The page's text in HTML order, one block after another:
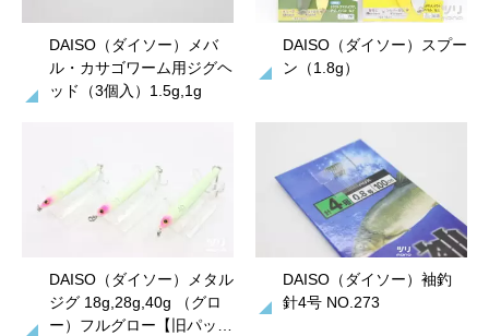
DAISO（ダイソー）メバ
ル・カサゴワーム用ジグヘ
ッド（3個入）1.5g,1g
DAISO（ダイソー）スプー
ン（1.8g）
DAISO（ダイソー）メタル
ジグ 18g,28g,40g （グロ
ー）フルグロー【旧パッ…
DAISO（ダイソー）袖釣
針4号 NO.273